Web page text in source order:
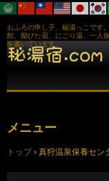
おふろの申し子、秘湯っこです
館、鄙びた宿、にごり湯、一人
を書いています。
メニュー
ン
トップ › 真狩温泉保養セン